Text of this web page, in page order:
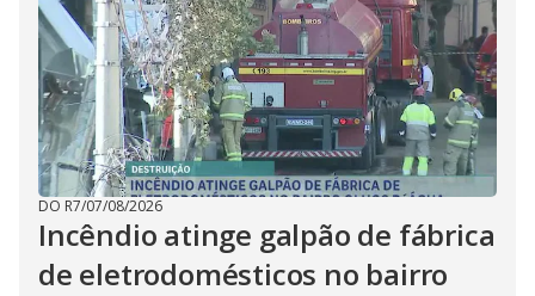
DO R7/07/08/2026
Incêndio atinge galpão de fábrica
de eletrodomésticos no bairro